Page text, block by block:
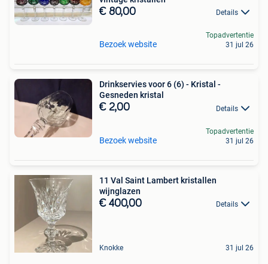
€ 80,00 Details
Bezoek website
Topadvertentie
31 jul 26
Drinkservies voor 6 (6) - Kristal -
Gesneden kristal
€ 2,00 Details
Bezoek website
Topadvertentie
31 jul 26
11 Val Saint Lambert kristallen
wijnglazen
€ 400,00 Details
Knokke 31 jul 26